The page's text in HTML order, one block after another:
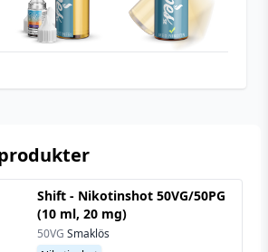
20 ml (2 st)
Shift - Nikotinshot 50VG/50PG
(10 ml, 20 mg)
50VG Smaklös